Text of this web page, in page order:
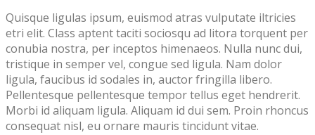
Quisque ligulas ipsum, euismod atras vulputate iltricies
etri elit. Class aptent taciti sociosqu ad litora torquent per
conubia nostra, per inceptos himenaeos. Nulla nunc dui,
tristique in semper vel, congue sed ligula. Nam dolor
ligula, faucibus id sodales in, auctor fringilla libero.
Pellentesque pellentesque tempor tellus eget hendrerit.
Morbi id aliquam ligula. Aliquam id dui sem. Proin rhoncus
consequat nisl, eu ornare mauris tincidunt vitae.